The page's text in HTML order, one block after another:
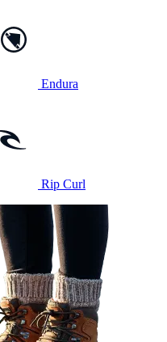
Endura
Rip Curl